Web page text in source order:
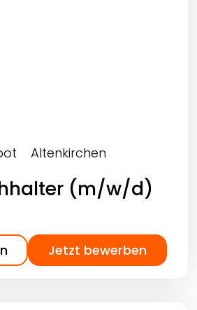
Altenkirchen
(m/w/d)
Jetzt bewerben